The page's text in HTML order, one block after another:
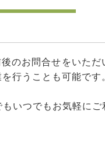
のお問合せをいた
行うことも可能です
いつでもお気軽にご